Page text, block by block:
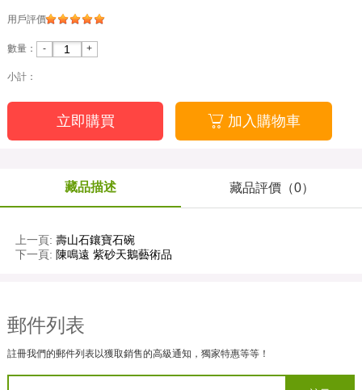
用戶評價
數量： - +
小計：
立即購買  加入購物車
藏品描述 藏品評價（0）
上一頁: 壽山石鑲寶石碗
下一頁: 陳鳴遠 紫砂天鵝藝術品
郵件列表
註冊我們的郵件列表以獲取銷售的高級通知，獨家特惠等等！